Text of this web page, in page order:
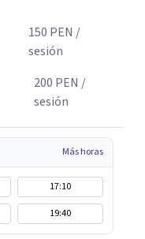
150 PEN /
sesión
200 PEN /
sesión
Más horas
17:10
19:40